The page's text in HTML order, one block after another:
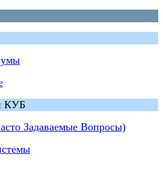
КУБ
Задаваемые Вопросы)